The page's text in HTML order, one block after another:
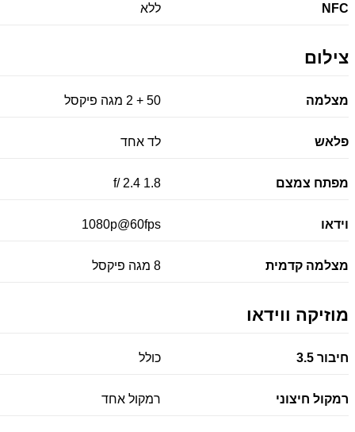
NFC ללא
צילום
מצלמה 50 + 2 מגה פיקסל
פלאש לד אחד
מפתח צמצם 1.8 2.4 /f
וידאו 1080p@60fps
מצלמה קדמית 8 מגה פיקסל
מוזיקה ווידאו
חיבור 3.5 כולל
רמקול חיצוני רמקול אחד